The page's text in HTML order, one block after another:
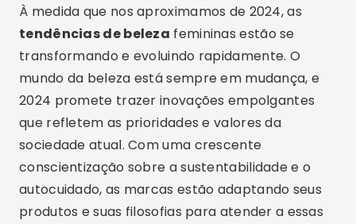
À medida que nos aproximamos de 2024, as
tendências de beleza femininas estão se
transformando e evoluindo rapidamente. O
mundo da beleza está sempre em mudança, e
2024 promete trazer inovações empolgantes
que refletem as prioridades e valores da
sociedade atual. Com uma crescente
conscientização sobre a sustentabilidade e o
autocuidado, as marcas estão adaptando seus
produtos e suas filosofias para atender a essas